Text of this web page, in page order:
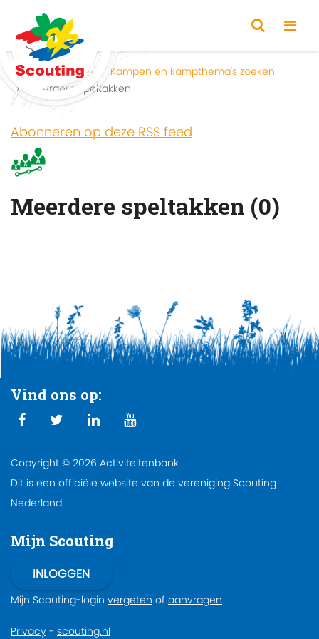
Home Zoeken
Kampen en kampthema's zoeken
Meerdere speltakken
Abonneren op deze RSS feed
Meerdere speltakken (0)
Vind ons op:
Copyright © 2026 Activiteitenbank
Dit is een officiële website van de vereniging Scouting
Nederland.
Mijn Scouting
Mijn Scouting-login vergeten of aanvragen
Privacy - scouting.nl